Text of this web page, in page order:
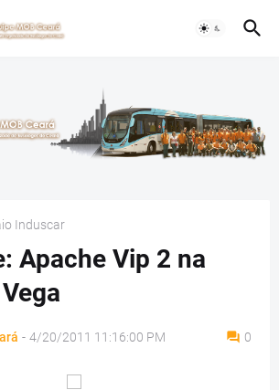
Induscar
Apache Vip 2 na
- 4/20/2011 11:16:00 PM 0